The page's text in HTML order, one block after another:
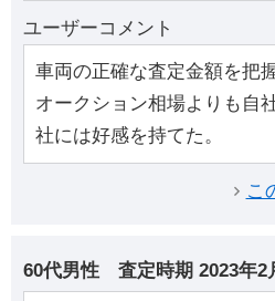
ユーザーコメント
車両の正確な査定金額を把
オークション相場よりも自
社には好感を持てた。
こ
60代男性 査定時期 2023年2